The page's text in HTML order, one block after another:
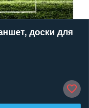
доски для